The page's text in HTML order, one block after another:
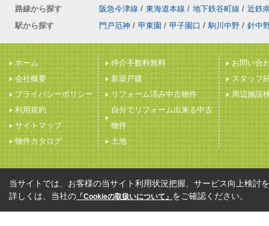
路線から探す
阪急今津線 / 東海道本線 / 地下鉄谷町線 / 近鉄
駅から探す
門戸厄神 / 甲東園 / 甲子園口 / 駒川中野 / 針中
ホーム
会社概要
プライバシーポリシー
利用規約
サイトマップ
物件カタログ
仲介手数料無料
新築戸建
リフォーム済み中古物件
自分でリフォーム出来る中古
物件
土地
お問い合
スタッフ
周辺施設
当サイトでは、お客様の当サイト利用状況把握、サービス向上検討
詳しくは、当社の 「Cookieの取扱いについて」 をご確認ください。